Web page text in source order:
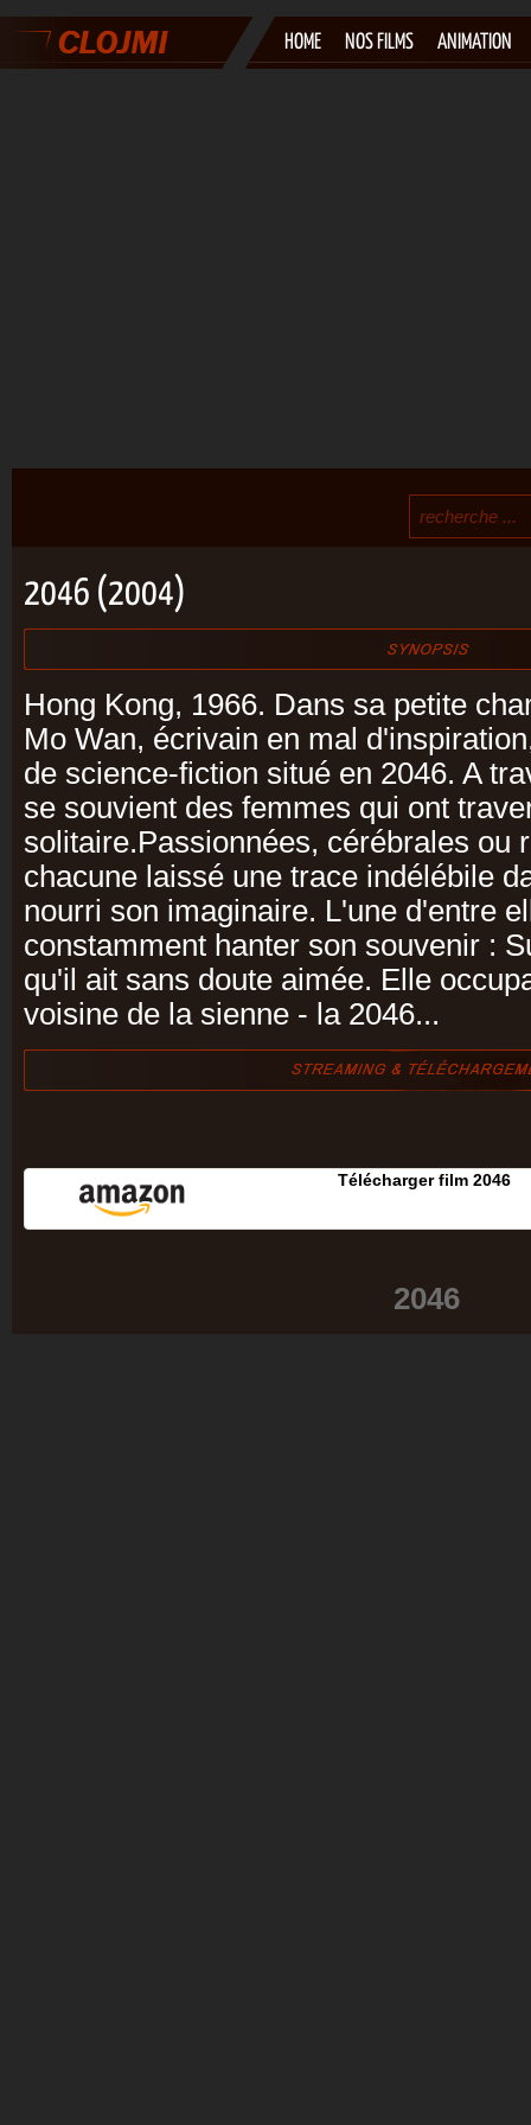
HOME NOS FILMS ANIMATION
2046 (2004)
Hong Kong, 1966. Dans sa petite
Mo Wan, écrivain en mal
de science-fiction situé en 2046. A
se souvient des femmes qui ont
solitaire.Passionnées, cérébrales ou
chacune laissé une trace indélébile
nourri son imaginaire. L'une d'entre
constamment hanter son souvenir :
qu'il ait sans doute aimée. Elle
voisine de la sienne - la 2046...
Télécharger film 2046
2046